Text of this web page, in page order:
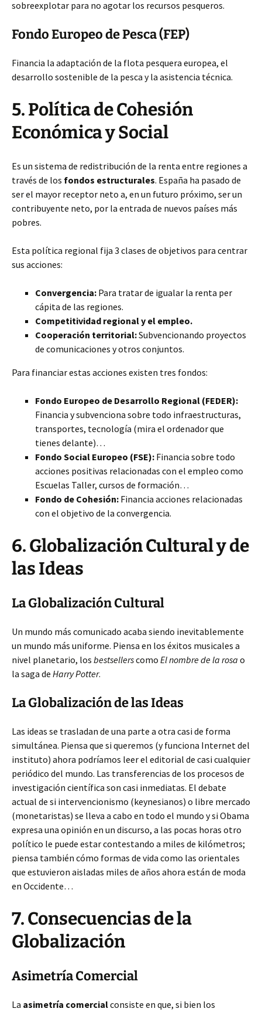
sobreexplotar para no agotar los recursos pesqueros.
Fondo Europeo de Pesca (FEP)
Financia la adaptación de la flota pesquera europea, el
desarrollo sostenible de la pesca y la asistencia técnica.
5. Política de Cohesión
Económica y Social
Es un sistema de redistribución de la renta entre regiones a
través de los fondos estructurales. España ha pasado de
ser el mayor receptor neto a, en un futuro próximo, ser un
contribuyente neto, por la entrada de nuevos países más
pobres.
Esta política regional fija 3 clases de objetivos para centrar
sus acciones:
Convergencia: Para tratar de igualar la renta per
cápita de las regiones.
Competitividad regional y el empleo.
Cooperación territorial:Subvencionando proyectos
de comunicaciones y otros conjuntos.
Para financiar estas acciones existen tres fondos:
Fondo Europeo de Desarrollo Regional (FEDER):
Financia y subvenciona sobre todo infraestructuras,
transportes, tecnología (mira el ordenador que
tienes delante)…
Fondo Social Europeo (FSE): Financia sobre todo
acciones positivas relacionadas con el empleo como
Escuelas Taller, cursos de formación…
Fondo de Cohesión: Financia acciones relacionadas
con el objetivo de la convergencia.
6. Globalización Cultural y de
las Ideas
La Globalización Cultural
Un mundo más comunicado acaba siendo inevitablemente
un mundo más uniforme. Piensa en los éxitos musicales a
nivel planetario, los bestsellerscomo El nombre de la rosa o
la saga de Harry Potter.
La Globalización de las Ideas
Las ideas se trasladan de una parte a otra casi de forma
simultánea. Piensa que si queremos (y funciona Internet del
instituto) ahora podríamos leer el editorial de casi cualquier
periódico del mundo. Las transferencias de los procesos de
investigación científica son casi inmediatas. El debate
actual de si intervencionismo (keynesianos) o libre mercado
(monetaristas) se lleva a cabo en todo el mundo y si Obama
expresa una opinión en un discurso, a las pocas horas otro
político le puede estar contestando a miles de kilómetros;
piensa también cómo formas de vida como las orientales
que estuvieron aisladas miles de años ahora están de moda
en Occidente…
7. Consecuencias de la
Globalización
Asimetría Comercial
La asimetría comercialconsiste en que, si bien los